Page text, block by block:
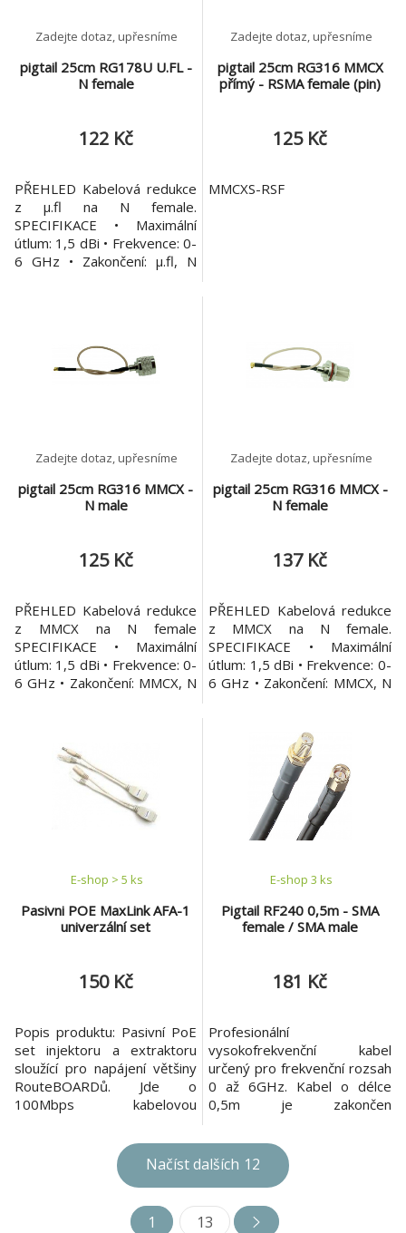
pigtail 25cm RG178U U.FL -
N female
Zadejte dotaz, upřesníme
122 Kč
PŘEHLED Kabelová redukce
z µ.fl na N female.
SPECIFIKACE • Maximální
útlum: 1,5 dBi • Frekvence: 0-
6 GHz • Zakončení: µ.fl, N
pigtail 25cm RG316 MMCX
přímý - RSMA female (pin)
Zadejte dotaz, upřesníme
125 Kč
MMCXS-RSF
pigtail 25cm RG316 MMCX -
N male
Zadejte dotaz, upřesníme
125 Kč
PŘEHLED Kabelová redukce
z MMCX na N female
SPECIFIKACE • Maximální
útlum: 1,5 dBi • Frekvence: 0-
6 GHz • Zakončení: MMCX, N
pigtail 25cm RG316 MMCX -
N female
Zadejte dotaz, upřesníme
137 Kč
PŘEHLED Kabelová redukce
z MMCX na N female.
SPECIFIKACE • Maximální
útlum: 1,5 dBi • Frekvence: 0-
6 GHz • Zakončení: MMCX, N
Pasivni POE MaxLink AFA-1
univerzální set
E-shop > 5 ks
150 Kč
Popis produktu: Pasivní PoE
set injektoru a extraktoru
sloužící pro napájení většiny
RouteBOARDů. Jde o
100Mbps kabelovou
použít k napájení jakéhokoliv
zařízení s odpovídajícím
vstupním napájecím
nesplňuje specifikaci IEEE
Pigtail RF240 0,5m - SMA
female / SMA male
E-shop 3 ks
181 Kč
Profesionální
vysokofrekvenční kabel
určený pro frekvenční rozsah
0 až 6GHz. Kabel o délce
0,5m je zakončen
jedné straně SMA female, na
straně druhé SMA male. Díky
nízkému útlumu a malému
mezi ISP často využíván jak v
Načíst dalších 12
1 13